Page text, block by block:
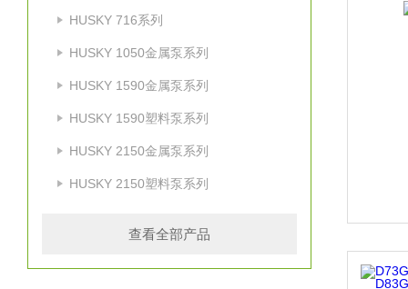
HUSKY 716系列
HUSKY 1050金属泵系列
HUSKY 1590金属泵系列
HUSKY 1590塑料泵系列
HUSKY 2150金属泵系列
HUSKY 2150塑料泵系列
查看全部产品